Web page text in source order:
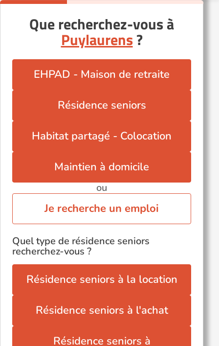
Pampelonne (81190)
Salles (81640)
Soual (81580)
Valderiès (81350)
Villefranche-d'Albigeois (81430)
Que recherchez-vous à
Puylaurens?
EHPAD - Maison de retraite
Résidence seniors
Habitat partagé - Colocation
Maintien à domicile
ou
Je recherche un emploi
Quel type de résidence seniors
recherchez-vous ?
Résidence seniors à la location
Résidence seniors à l'achat
Résidence seniors à